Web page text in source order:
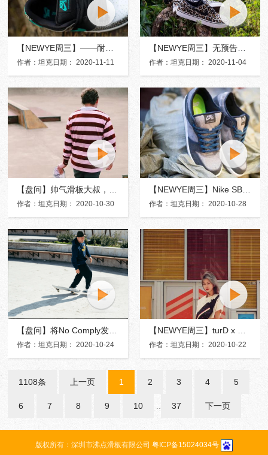
【NEWYE周三】——耐克爆裂象纹 Nike SB Dunk Low PRO Elephant
作者：坦克日期： 2020-11-11
【NEWYE周三】无预告闪电发售：Nike SB野性纹路「豹与蛇」
作者：坦克日期： 2020-11-04
作者：坦克日期： 2020-10-30
【NEWYE周三】Nike SB 「环保家族」再添一员！
作者：坦克日期： 2020-10-28
作者：坦克日期： 2020-10-24 作者：坦克日期： 2020-10-22
1108条 上一页 1 2 3 4 5
6 7 8 9 10 37 下一页
版权所有：深圳市沸点滑板有限公司 粤ICP备15024034号